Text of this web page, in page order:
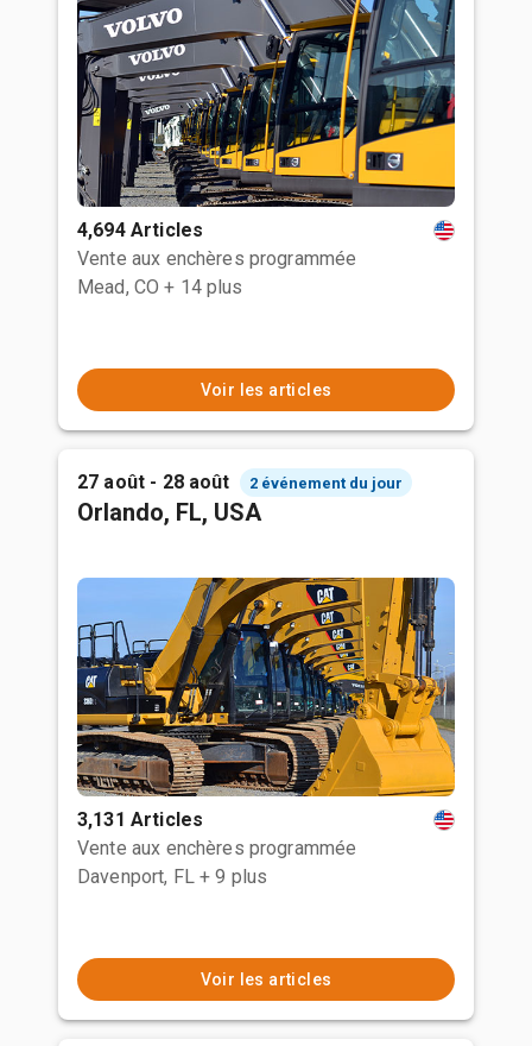
4,694 Articles
Vente aux enchères programmée
Mead, CO + 14 plus
Voir les articles
27 août - 28 août 2 événement du jour
Orlando, FL, USA
3,131 Articles
Vente aux enchères programmée
Davenport, FL + 9 plus
Voir les articles